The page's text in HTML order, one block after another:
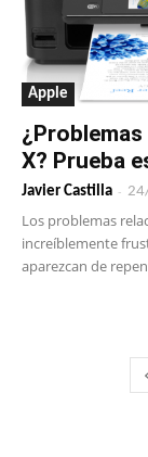
Apple
X? Prueba
Javier Castilla -
Los problemas
increíblemente
aparezcan de